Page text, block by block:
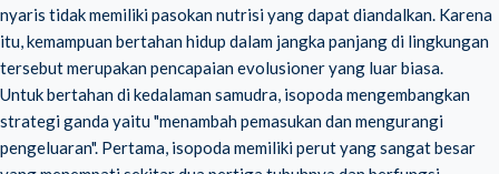
nyaris tidak memiliki pasokan nutrisi yang dapat diandalkan. Karena
itu, kemampuan bertahan hidup dalam jangka panjang di lingkungan
tersebut merupakan pencapaian evolusioner yang luar biasa.
Untuk bertahan di kedalaman samudra, isopoda mengembangkan
strategi ganda yaitu "menambah pemasukan dan mengurangi
pengeluaran". Pertama, isopoda memiliki perut yang sangat besar